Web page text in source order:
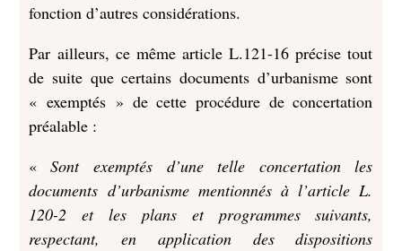
fonction d’autres considérations.
Par ailleurs, ce même article L.121-16 précise tout
de suite que certains documents d’urbanisme sont
« exemptés » de cette procédure de concertation
préalable :
«Sont exemptés d’une telle concertation les
documents d’urbanisme mentionnés à l’article L.
120-2 et les plans et programmes suivants,
respectant, en application des dispositions